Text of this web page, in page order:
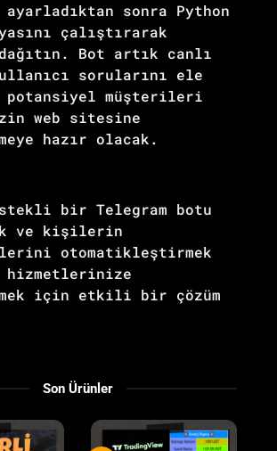
sonra Python
çalıştırarak
Bot artık canlı
sorularını ele
potansiyel müşterileri
web sitesine
hazır olacak.
bir Telegram botu
ve kişilerin
otomatikleştirmek
hizmetlerinize
için etkili bir çözüm
Son Ürünler